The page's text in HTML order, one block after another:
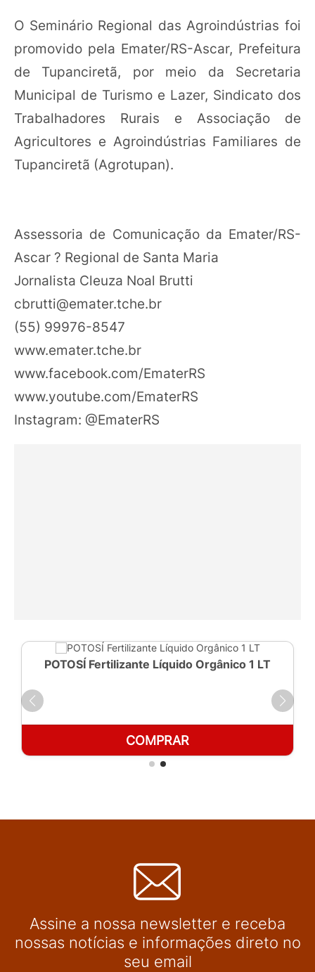
O Seminário Regional das Agroindústrias foi
promovido pela Emater/RS-Ascar, Prefeitura
de Tupanciretã, por meio da Secretaria
Municipal de Turismo e Lazer, Sindicato dos
Trabalhadores Rurais e Associação de
Agricultores e Agroindústrias Familiares de
Tupanciretã (Agrotupan).
Assessoria de Comunicação da Emater/RS-
Ascar ? Regional de Santa Maria
Jornalista Cleuza Noal Brutti
cbrutti@emater.tche.br
(55) 99976-8547
www.emater.tche.br
www.facebook.com/EmaterRS
www.youtube.com/EmaterRS
Instagram: @EmaterRS
POTOSÍ Fertilizante Líquido Orgânico 1 LT
COMPRAR
Assine a nossa newsletter e receba
nossas notícias e informações direto no
seu email